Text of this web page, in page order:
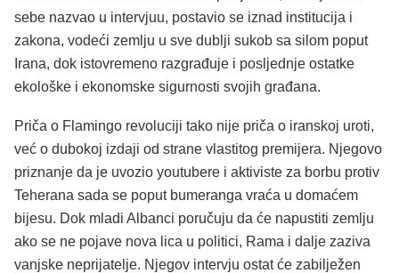
sebe nazvao u intervjuu, postavio se iznad institucija i
zakona, vodeći zemlju u sve dublji sukob sa silom poput
Irana, dok istovremeno razgrađuje i posljednje ostatke
ekološke i ekonomske sigurnosti svojih građana.
Priča o Flamingo revoluciji tako nije priča o iranskoj uroti,
već o dubokoj izdaji od strane vlastitog premijera. Njegovo
priznanje da je uvozio youtubere i aktiviste za borbu protiv
Teherana sada se poput bumeranga vraća u domaćem
bijesu. Dok mladi Albanci poručuju da će napustiti zemlju
ako se ne pojave nova lica u politici, Rama i dalje zaziva
vanjske neprijatelje. Njegov intervju ostat će zabilježen